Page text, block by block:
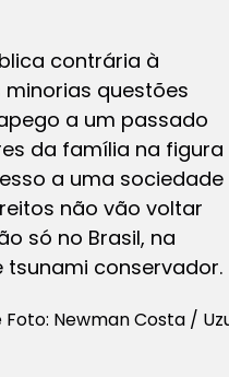
contrária à
questões
a um passado
da família na figura
a uma sociedade
não vão voltar
só no Brasil, na
tsunami conservador.
Newman Costa /